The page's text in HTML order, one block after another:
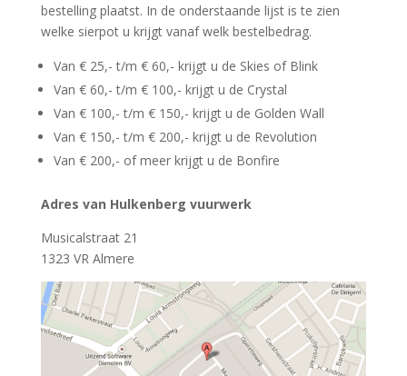
bestelling plaatst. In de onderstaande lijst is te zien
welke sierpot u krijgt vanaf welk bestelbedrag.
Van € 25,- t/m € 60,- krijgt u de Skies of Blink
Van € 60,- t/m € 100,- krijgt u de Crystal
Van € 100,- t/m € 150,- krijgt u de Golden Wall
Van € 150,- t/m € 200,- krijgt u de Revolution
Van € 200,- of meer krijgt u de Bonfire
Adres van Hulkenberg vuurwerk
Musicalstraat 21
1323 VR Almere